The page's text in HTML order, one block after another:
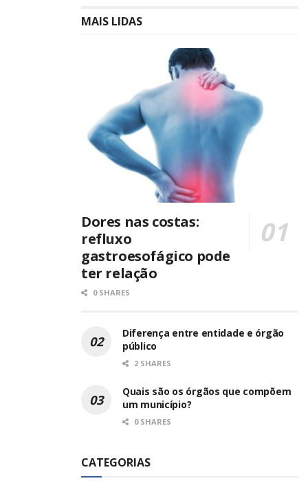
MAIS LIDAS
Dores nas costas:
refluxo
gastroesofágico pode
ter relação
0 SHARES
Diferença entre entidade e órgão
público
2 SHARES
Quais são os órgãos que compõem
um município?
0 SHARES
CATEGORIAS